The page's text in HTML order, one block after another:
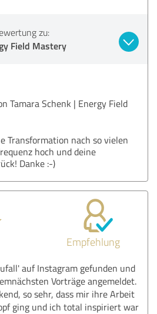
zu:
Field Mastery
Tamara Schenk | Energy Field
Transformation nach so vielen
hoch und deine
Danke :-)
Empfehlung
auf Instagram gefunden und
Vorträge angemeldet.
so sehr, dass mir ihre Arbeit
ging und ich total inspiriert war